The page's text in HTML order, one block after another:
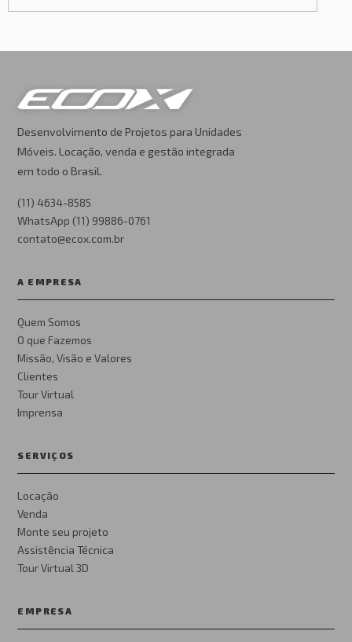
Desenvolvimento de Projetos para Unidades
Móveis. Locação, venda e gestão integrada
em todo o Brasil.
(11) 4634-8585
WhatsApp (11) 99886-0761
contato@ecox.com.br
A EMPRESA
Quem Somos
O que Fazemos
Missão, Visão e Valores
Clientes
Tour Virtual
Imprensa
SERVIÇOS
Locação
Venda
Monte seu projeto
Assistência Técnica
Tour Virtual 3D
EMPRESA